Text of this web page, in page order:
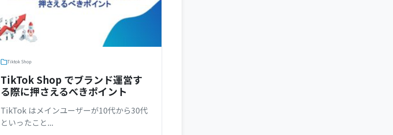
Tiktok Shop
TikTok Shop でブランド運営す
る際に押さえるべきポイント
TikTok はメインユーザーが10代から30代
といったこと...